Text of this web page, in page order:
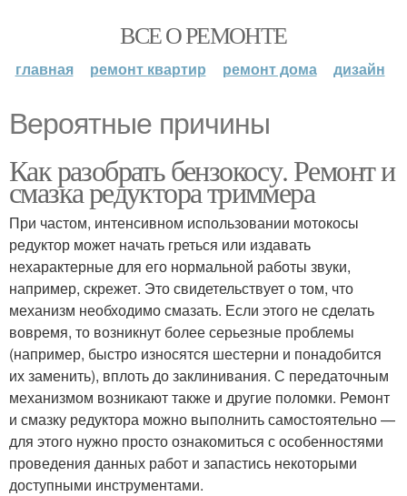
ВСЕ О РЕМОНТЕ
главная ремонт квартир ремонт дома дизайн
Вероятные причины
Как разобрать бензокосу. Ремонт и
смазка редуктора триммера
При частом, интенсивном использовании мотокосы
редуктор может начать греться или издавать
нехарактерные для его нормальной работы звуки,
например, скрежет. Это свидетельствует о том, что
механизм необходимо смазать. Если этого не сделать
вовремя, то возникнут более серьезные проблемы
(например, быстро износятся шестерни и понадобится
их заменить), вплоть до заклинивания. С передаточным
механизмом возникают также и другие поломки. Ремонт
и смазку редуктора можно выполнить самостоятельно —
для этого нужно просто ознакомиться с особенностями
проведения данных работ и запастись некоторыми
доступными инструментами.